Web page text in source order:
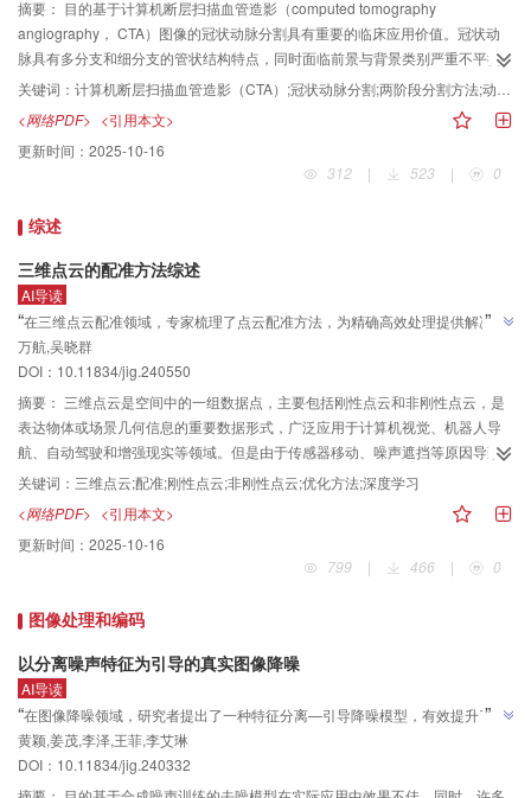
Denseblock内的密集连接结构，增强了局部特征的提取和传播，从而能够捕捉
影像中的细节信息；而TransMamba模块则基于状态空间模型，高效地建模全
局依赖关系。交替的Denseblock和TransMamba使得模型能够更全面地理解多
模态数据信息，充分挖掘多模态数据在临床诊断任务上的潜力。最后，将提取
ADNI（Alzheimer’s disease neuroimaging initiative）数据集上进行了评估。
最终模型的准确率（accuracy）、精确度（precision）、召回率（recall）和
F1值分别为92.42%、92.5%、92.42%和92.21%。DenseMamba在阿尔茨海
验结果表明，DenseMamba能够充分发挥PET和MRI数据的潜力，显著提升分
摘要： 目的基于计算机断层扫描血管造影（computed tomography
angiography， CTA）图像的冠状动脉分割具有重要的临床应用价值。冠状动
脉具有多分支和细分支的管状结构特点，同时面临前景与背景类别严重不平衡
的问题。传统基于卷积神经网络（convolutional neural network， CNN）的冠
状动脉分割网络难以建模血管间的长依赖关系，而基于视觉转换器（vision
Transformer， ViT）的模型由于复杂度过高，在资源有限的现实环境中难以部
署。最新研究表明，以Mamba为代表的状态空间模型（state space model）能
够在保持线性复杂度的情况下有效建模长依赖关系。方法提出一种采用多方向
UNet++。采用传统的编码—解码架构：在编码阶段，为了准确捕捉血管细长而
曲折的管状结构特征，提出新的多方向蛇形卷积模块，从矢状面、冠状面、水
平面3个视角进行多视角融合学习，使模型能够更全面地自适应专注于冠状动脉
细长局部结构；在解码阶段，为了建模血管切片间的长依赖关系同时保持线性
复杂度，设计基于残差视觉Mamba的上采样解码器块，解码器块首先使用加法
运算执行特征融合，随后将结果输入到残差视觉Mamba层中进行长依赖关系建
模，最后通过三线性插值操作对特征图进行上采样。为了更准确地分割细分支
血管，进一步提出两阶段分割模型：在第1阶段，采用MDSVM-UNet++对整幅
CT图像进行直接分割，结果用于指导原图像的分块；随后，将分块后的数据重
新输入MDSVM-UNet++进行第2阶段分割，最终合并所有分块的分割结果。在
保证分割结果连续性的情况下，进一步减少了分割结果中的假阳性点，同时提
高冠脉的连续性和平滑度。结果实验结果表明，提出的两阶段MDSVM-
多夫距离分别优于基准网络ImageCAS 5.41%、8.545 6和0.809 3。结论本文
提出一种采用多方向蛇形卷积和视觉残差Mamba的两阶段冠状动脉分割方法：
差视觉Mamba的解码器模块，在线性复杂度下实现了血管切片间的长依赖关系
的建模，最终实现低资源环境下更准确的冠状动脉分割。
关键词： 计算机断层扫描血管造影（CTA）;冠状动脉分割;两阶段分割方法;动态蛇形卷积;状态空间模型（SSM）
<网络PDF> <引用本文>
更新时间： 2025-10-16
312
| 523 | 0
综述
三维点云的配准方法综述
AI导读
“在三维点云配准领域，专家梳理了点云配准方法，为精确高效处理提供解决方
案。”
”
万航,吴晓群
DOI：10.11834/jig.240550
摘要： 三维点云是空间中的一组数据点，主要包括刚性点云和非刚性点云，是
表达物体或场景几何信息的重要数据形式，广泛应用于计算机视觉、机器人导
航、自动驾驶和增强现实等领域。但是由于传感器移动、噪声遮挡等原因导致
数据产生偏移、不完整和不准确等问题，给后续处理带来挑战，因此，如何实
现精确、高效和鲁棒的三维点云配准显得尤为重要。点云配准是对从同一场景
的不同位置采集的两个或多个三维点云进行配准的过程，需要找到源点云和目
标点云之间的对应关系，然后求解它们之间的变换矩阵。经过配准后点云数据
能够在同一个坐标系下进行对齐，方便进行处理。本文将点云配准方法进行梳
行介绍与对比。分别介绍刚性点云配准方法和非刚性点云配准方法，总结了目
前基于优化的学习方法与基于深度学习方法的概况，介绍一些代表性的点云配
准方法，为进一步的研究提供帮助。此外，本综述总结了基准数据集。最后，
提出今后在这一领域上可能产生的问题及研究建议。
关键词： 三维点云;配准;刚性点云;非刚性点云;优化方法;深度学习
<网络PDF> <引用本文>
更新时间： 2025-10-16
799
| 466 | 0
图像处理和编码
以分离噪声特征为引导的真实图像降噪
AI导读
“在图像降噪领域，研究者提出了一种特征分离—引导降噪模型，有效提升了图
像降噪的稳定性和泛化性。
”
黄颖,姜茂,李泽,王菲,李艾琳
DOI：10.11834/jig.240332